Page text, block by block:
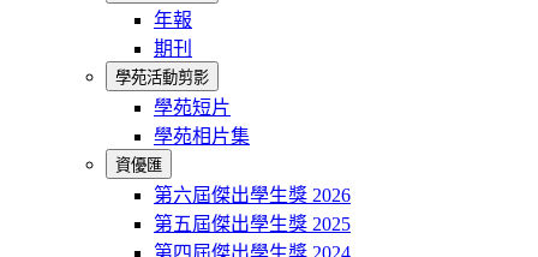
年報
期刊
學苑活動剪影
學苑短片
學苑相片集
資優匯
第六屆傑出學生獎 2026
第五屆傑出學生獎 2025
第四屆傑出學生獎 2024